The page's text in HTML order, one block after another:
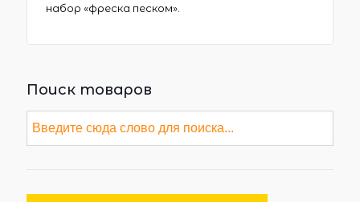
набор «фреска песком».
Поиск товаров